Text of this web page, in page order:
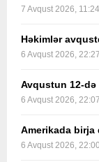
7 Avqust 2026, 11:24
Həkimlər
6 Avqust 2026, 22:27
Avqustun 12-
6 Avqust 2026, 22:07
Amerikada birja
6 Avqust 2026, 22:00